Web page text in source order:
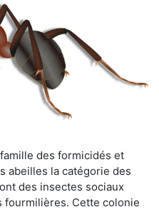
des formicidés et
abeilles la catégorie des
des insectes sociaux
fourmilières. Cette colonie